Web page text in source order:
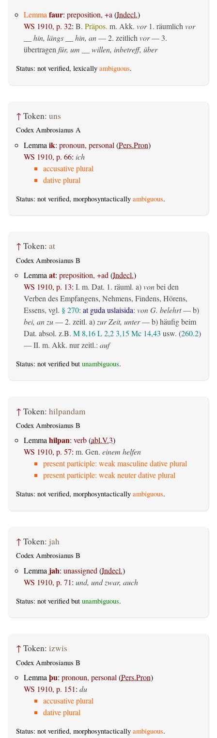
Lemmafaur: preposition, +a(Indecl.)
WS 1910, p. 32: B. Präpos. m. Akk. vor1. räumlichvor
__ hin, längs __ hin, an— 2. zeitlichvor— 3.
übertragenfür, um __ willen, inbetreff, über
Status: not verified, lexically ambiguous.
↑ Token: uns
Codex Ambrosianus A
Lemma ik: pronoun, personal (Pers.Pron)
WS 1910, p. 66: ich
accusative plural
dative plural
Status: not verified, morphosyntactically ambiguous.
↑ Token: at
Codex Ambrosianus B
Lemma at: preposition, +ad (Indecl.)
WS 1910, p. 13: I. m. Dat. 1. räuml. a)vonbei den
Verben des Empfangens, Nehmens, Findens, Hörens,
Essens, vgl. § 270: at guda uslaisida: von G. belehrt— b)
bei, an zu— 2. zeitl. a) zur Zeit, unter— b) häufig beim
Dat. absol. z.B. M 8,16L 2,23,15 Mc 14,43 usw. (260.2)
— II. m. Akk. nur zeitl.: auf
Status: not verified but unambiguous.
↑ Token: hilpandam
Codex Ambrosianus B
Lemmahilpan: verb(abl.V.3)
WS 1910, p. 57: m. Gen. einem helfen
present participle: weak masculine dative plural
present participle: weak neuter dative plural
Status: not verified, morphosyntactically ambiguous.
↑ Token: jah
Codex Ambrosianus B
Lemma jah: unassigned (Indecl.)
WS 1910, p. 71: und, und zwar, auch
Status: not verified but unambiguous.
↑ Token: izwis
Codex Ambrosianus B
Lemma þu: pronoun, personal (Pers.Pron)
WS 1910, p. 151: du
accusative plural
dative plural
Status: not verified, morphosyntactically ambiguous.